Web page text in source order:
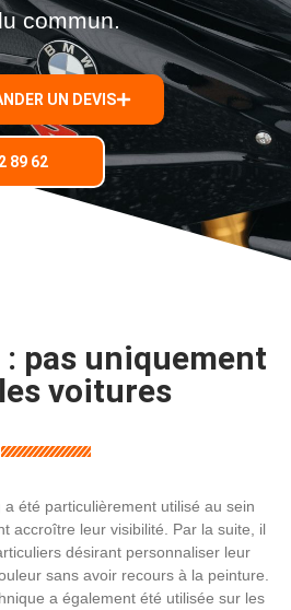
commun.
UN DEVIS
89 62
pas uniquement
voitures
été particulièrement utilisé au sein
accroître leur visibilité. Par la suite, il
désirant personnaliser leur
sans avoir recours à la peinture.
a également été utilisée sur les